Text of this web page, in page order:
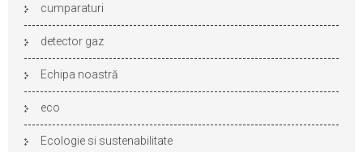
cumparaturi
detector gaz
Echipa noastră
eco
Ecologie si sustenabilitate